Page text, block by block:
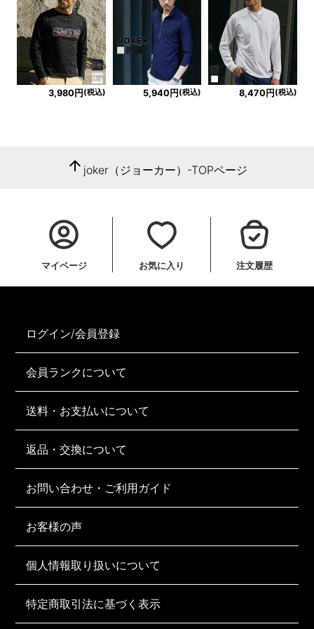
3,980円 (税込) 5,940円 (税込) 8,470円 (税込)
arrow_upward joker（ジョーカー）-TOPページ
マイページ お気に入り 注文履歴
ログイン/会員登録
会員ランクについて
送料・お支払いについて
返品・交換について
お問い合わせ・ご利用ガイド
お客様の声
個人情報取り扱いについて
特定商取引法に基づく表示